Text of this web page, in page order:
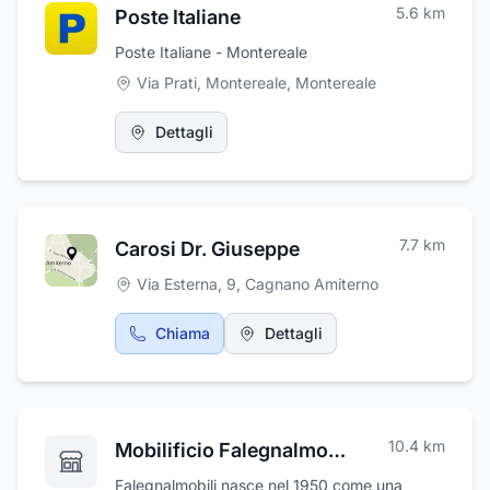
Poste Italiane 5.6 km
Poste Italiane - Montereale
Via Prati, Montereale, Montereale
Dettagli
Carosi Dr. Giuseppe 7.7 km
Via Esterna, 9, Cagnano Amiterno
Chiama Dettagli
Mobilificio Falegnalmobili 10.4 km
Falegnalmobili nasce nel 1950 come una